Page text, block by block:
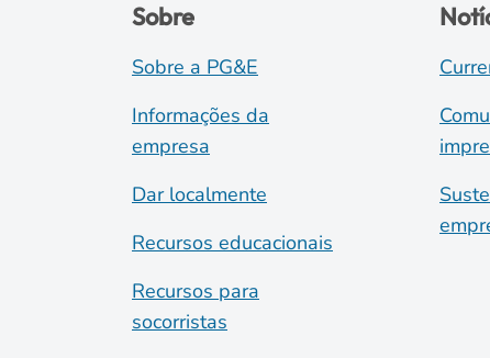
Sobre
Sobre a PG&E
Informações da
empresa
Dar localmente
Recursos educacionais
Recursos para
socorristas